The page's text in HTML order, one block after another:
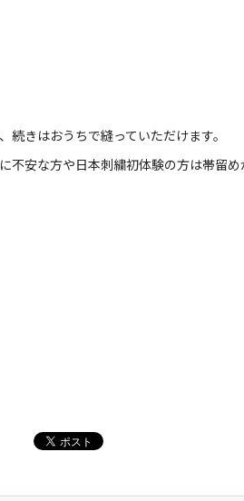
きはおうちで縫っていただけます。
安な方や日本刺繍初体験の方は帯留め